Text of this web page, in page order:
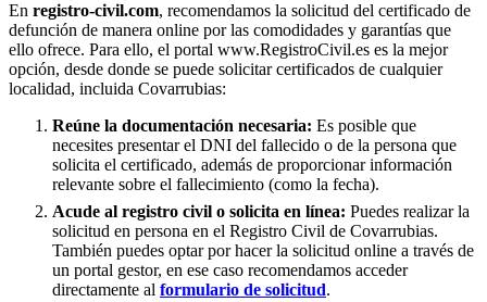
En registro-civil.com, recomendamos la solicitud del certificado de
defunción de manera online por las comodidades y garantías que
ello ofrece. Para ello, el portal www.RegistroCivil.es es la mejor
opción, desde donde se puede solicitar certificados de cualquier
localidad, incluida Covarrubias:
Reúne la documentación necesaria: Es posible que
necesites presentar el DNI del fallecido o de la persona que
solicita el certificado, además de proporcionar información
relevante sobre el fallecimiento (como la fecha).
Acude al registro civil o solicita en línea: Puedes realizar la
solicitud en persona en el Registro Civil de Covarrubias.
También puedes optar por hacer la solicitud online a través de
un portal gestor, en ese caso recomendamos acceder
directamente al formulario de solicitud.